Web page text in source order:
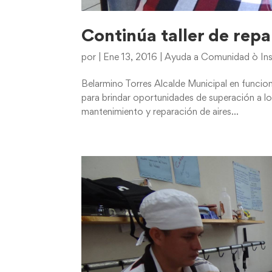
Continúa taller de
por Ene 13, 2016 |Ayuda a Comunidad ò
Belarmino Torres Alcalde Municipal en
para brindar oportunidades de superación a
mantenimiento y reparación de aires...